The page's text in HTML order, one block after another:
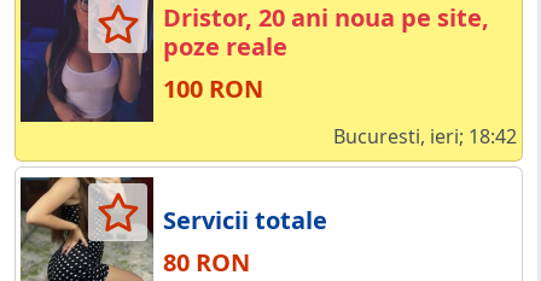
Dristor, 20 ani noua pe site,
poze reale
100 RON
Bucuresti, ieri; 18:42
Servicii totale
80 RON